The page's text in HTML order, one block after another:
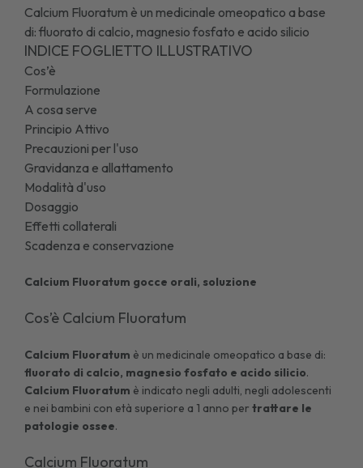
Calcium Fluoratum è un medicinale omeopatico a base
di: fluorato di calcio, magnesio fosfato e acido silicio
INDICE FOGLIETTO ILLUSTRATIVO
Cos’è
Formulazione
A cosa serve
Principio Attivo
Precauzioni per l'uso
Gravidanza e allattamento
Modalità d'uso
Dosaggio
Effetti collaterali
Scadenza e conservazione
Calcium Fluoratum gocce orali, soluzione
Cos’è Calcium Fluoratum
Calcium Fluoratum è un medicinale omeopatico a base di:
fluorato di calcio, magnesio fosfato e acido silicio.
Calcium Fluoratum è indicato negli adulti, negli adolescenti
e nei bambini con età superiore a 1 anno pertrattare le
patologie ossee.
Calcium Fluoratum